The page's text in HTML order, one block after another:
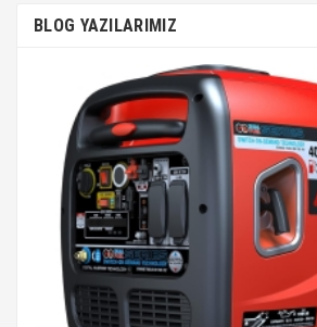
BLOG YAZILARIMIZ